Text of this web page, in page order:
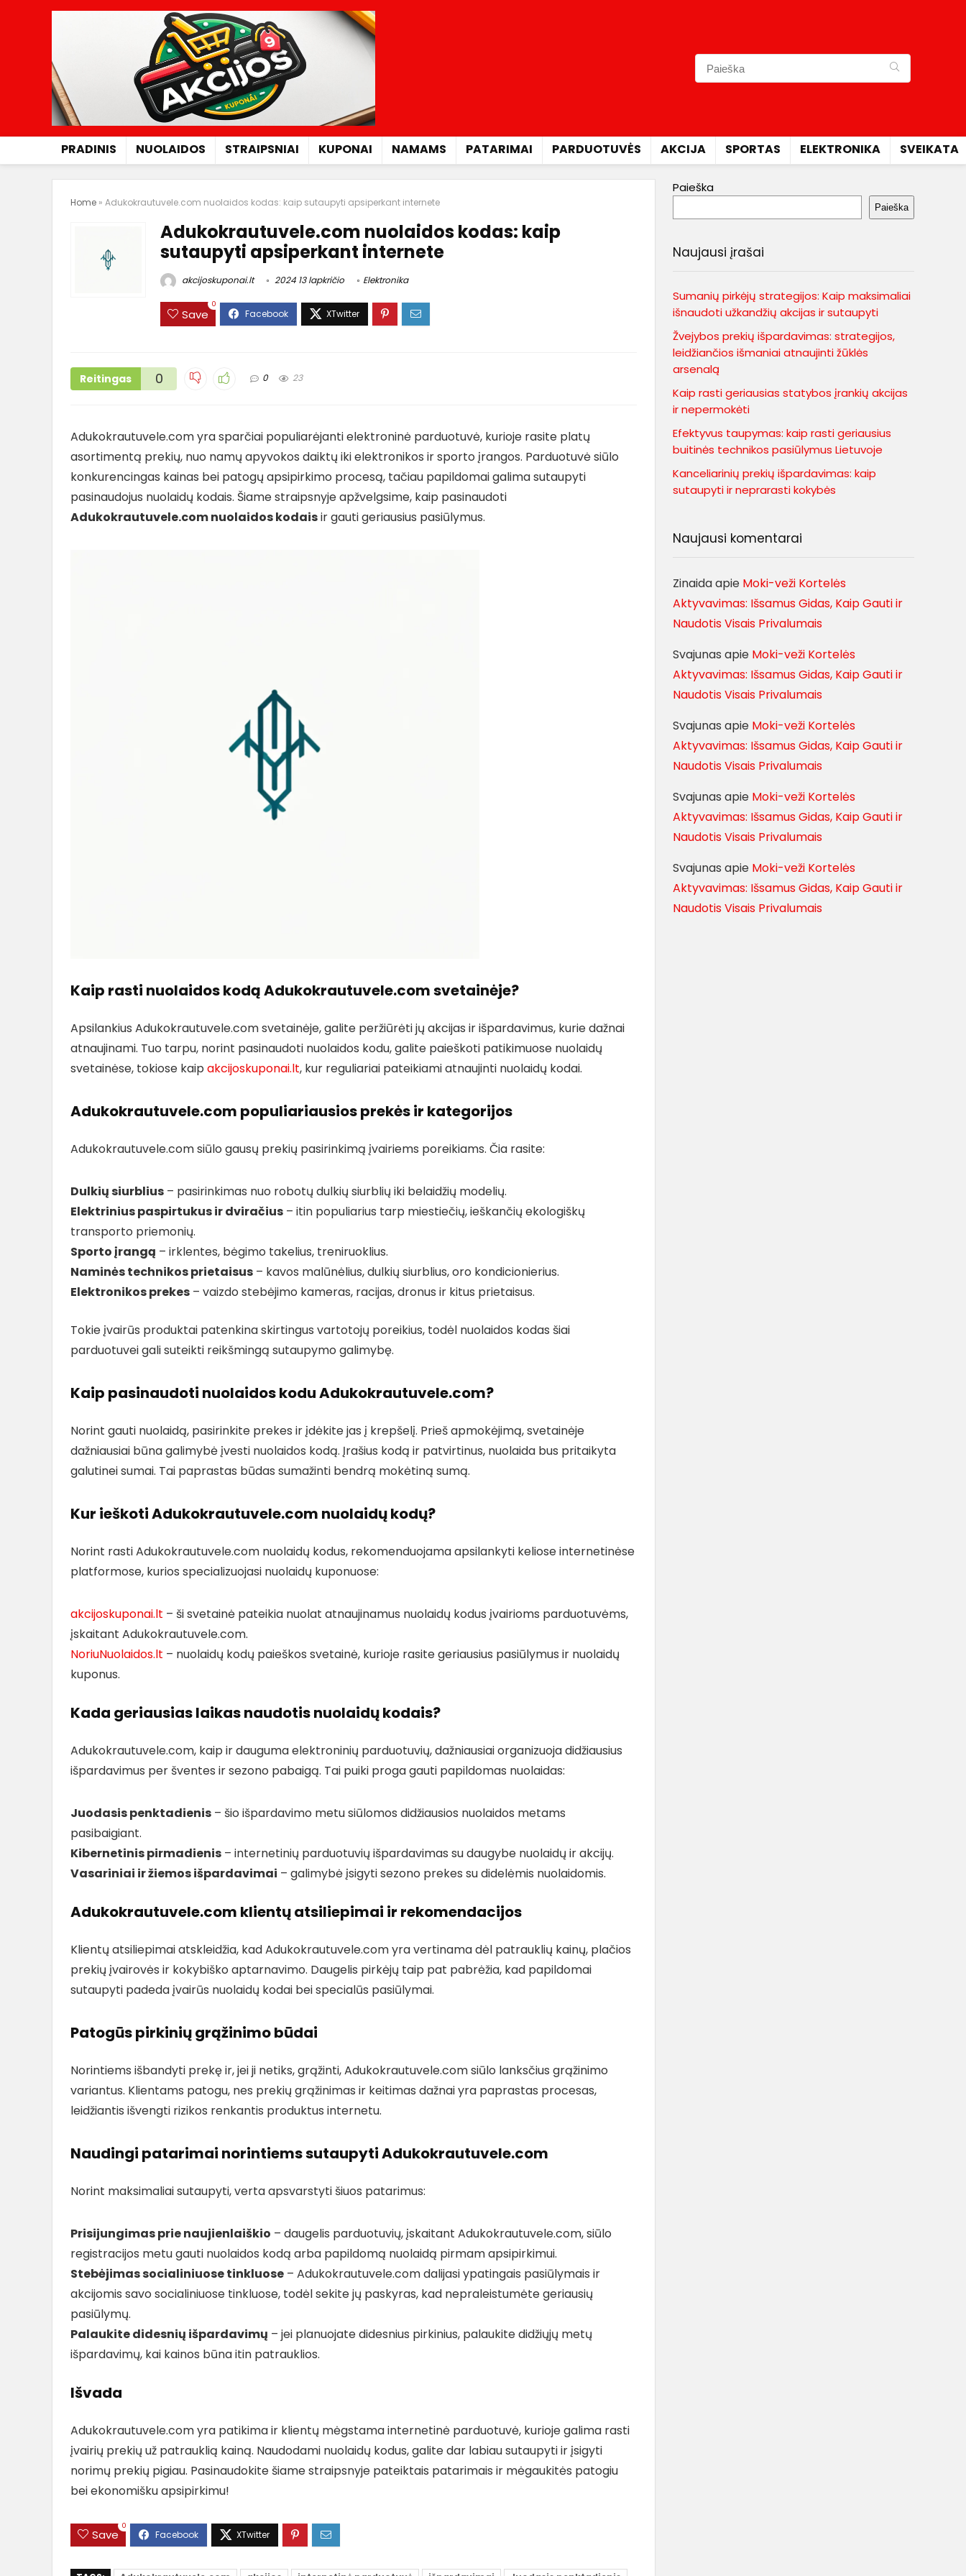
PRADINIS NUOLAIDOS STRAIPSNIAI KUPONAI NAMAMS PATARIMAI PARDUOTUVĖS AKCIJA SPORTAS ELEKTRONIKA SVEIKATA
Home » Adukokrautuvele.com nuolaidos kodas: kaip sutaupyti apsiperkant internete
Adukokrautuvele.com nuolaidos kodas: kaip
sutaupyti apsiperkant internete
akcijoskuponai.lt 2024 13 lapkričio Elektronika
Save
0
Reitingas 0 0 23
Adukokrautuvele.com yra sparčiai populiarėjanti elektroninė parduotuvė, kurioje rasite platų
asortimentą prekių, nuo namų apyvokos daiktų iki elektronikos ir sporto įrangos. Parduotuvė siūlo
konkurencingas kainas bei patogų apsipirkimo procesą, tačiau papildomai galima sutaupyti
pasinaudojus nuolaidų kodais. Šiame straipsnyje apžvelgsime, kaip pasinaudoti
Adukokrautuvele.com nuolaidos kodaisir gauti geriausius pasiūlymus.
Kaip rasti nuolaidos kodą Adukokrautuvele.com svetainėje?
Apsilankius Adukokrautuvele.com svetainėje, galite peržiūrėti jų akcijas ir išpardavimus, kurie dažnai
atnaujinami. Tuo tarpu, norint pasinaudoti nuolaidos kodu, galite paieškoti patikimuose nuolaidų
svetainėse, tokiose kaip akcijoskuponai.lt, kur reguliariai pateikiami atnaujinti nuolaidų kodai.
Adukokrautuvele.com populiariausios prekės ir kategorijos
Adukokrautuvele.com siūlo gausų prekių pasirinkimą įvairiems poreikiams. Čia rasite:
Dulkių siurblius – pasirinkimas nuo robotų dulkių siurblių iki belaidžių modelių.
Elektrinius paspirtukus ir dviračius – itin populiarius tarp miestiečių, ieškančių ekologiškų
transporto priemonių.
Sporto įrangą – irklentes, bėgimo takelius, treniruoklius.
Naminės technikos prietaisus – kavos malūnėlius, dulkių siurblius, oro kondicionierius.
Elektronikos prekes – vaizdo stebėjimo kameras, racijas, dronus ir kitus prietaisus.
Tokie įvairūs produktai patenkina skirtingus vartotojų poreikius, todėl nuolaidos kodas šiai
parduotuvei gali suteikti reikšmingą sutaupymo galimybę.
Kaip pasinaudoti nuolaidos kodu Adukokrautuvele.com?
Norint gauti nuolaidą, pasirinkite prekes ir įdėkite jas į krepšelį. Prieš apmokėjimą, svetainėje
dažniausiai būna galimybė įvesti nuolaidos kodą. Įrašius kodą ir patvirtinus, nuolaida bus pritaikyta
galutinei sumai. Tai paprastas būdas sumažinti bendrą mokėtiną sumą.
Kur ieškoti Adukokrautuvele.com nuolaidų kodų?
Norint rasti Adukokrautuvele.com nuolaidų kodus, rekomenduojama apsilankyti keliose internetinėse
platformose, kurios specializuojasi nuolaidų kuponuose:
akcijoskuponai.lt – ši svetainė pateikia nuolat atnaujinamus nuolaidų kodus įvairioms parduotuvėms,
įskaitant Adukokrautuvele.com.
NoriuNuolaidos.lt – nuolaidų kodų paieškos svetainė, kurioje rasite geriausius pasiūlymus ir nuolaidų
kuponus.
Kada geriausias laikas naudotis nuolaidų kodais?
Adukokrautuvele.com, kaip ir dauguma elektroninių parduotuvių, dažniausiai organizuoja didžiausius
išpardavimus per šventes ir sezono pabaigą. Tai puiki proga gauti papildomas nuolaidas:
Juodasis penktadienis – šio išpardavimo metu siūlomos didžiausios nuolaidos metams
pasibaigiant.
Kibernetinis pirmadienis – internetinių parduotuvių išpardavimas su daugybe nuolaidų ir akcijų.
Vasariniai ir žiemos išpardavimai – galimybė įsigyti sezono prekes su didelėmis nuolaidomis.
Adukokrautuvele.com klientų atsiliepimai ir rekomendacijos
Klientų atsiliepimai atskleidžia, kad Adukokrautuvele.com yra vertinama dėl patrauklių kainų, plačios
prekių įvairovės ir kokybiško aptarnavimo. Daugelis pirkėjų taip pat pabrėžia, kad papildomai
sutaupyti padeda įvairūs nuolaidų kodai bei specialūs pasiūlymai.
Patogūs pirkinių grąžinimo būdai
Norintiems išbandyti prekę ir, jei ji netiks, grąžinti, Adukokrautuvele.com siūlo lanksčius grąžinimo
variantus. Klientams patogu, nes prekių grąžinimas ir keitimas dažnai yra paprastas procesas,
leidžiantis išvengti rizikos renkantis produktus internetu.
Naudingi patarimai norintiems sutaupyti Adukokrautuvele.com
Norint maksimaliai sutaupyti, verta apsvarstyti šiuos patarimus:
Prisijungimas prie naujienlaiškio – daugelis parduotuvių, įskaitant Adukokrautuvele.com, siūlo
registracijos metu gauti nuolaidos kodą arba papildomą nuolaidą pirmam apsipirkimui.
Stebėjimas socialiniuose tinkluose – Adukokrautuvele.com dalijasi ypatingais pasiūlymais ir
akcijomis savo socialiniuose tinkluose, todėl sekite jų paskyras, kad nepraleistumėte geriausių
pasiūlymų.
Palaukite didesnių išpardavimų – jei planuojate didesnius pirkinius, palaukite didžiųjų metų
išpardavimų, kai kainos būna itin patrauklios.
Išvada
Adukokrautuvele.com yra patikima ir klientų mėgstama internetinė parduotuvė, kurioje galima rasti
įvairių prekių už patrauklią kainą. Naudodami nuolaidų kodus, galite dar labiau sutaupyti ir įsigyti
norimų prekių pigiau. Pasinaudokite šiame straipsnyje pateiktais patarimais ir mėgaukitės patogiu
bei ekonomišku apsipirkimu!
Save
0
Paieška
Paieška
Naujausi įrašai
Sumanių pirkėjų strategijos: Kaip maksimaliai
išnaudoti užkandžių akcijas ir sutaupyti
Žvejybos prekių išpardavimas: strategijos,
leidžiančios išmaniai atnaujinti žūklės
arsenalą
Kaip rasti geriausias statybos įrankių akcijas
ir nepermokėti
Efektyvus taupymas: kaip rasti geriausius
buitinės technikos pasiūlymus Lietuvoje
Kanceliarinių prekių išpardavimas: kaip
sutaupyti ir neprarasti kokybės
Naujausi komentarai
Zinaidaapie Moki-veži Kortelės
Aktyvavimas: Išsamus Gidas, Kaip Gauti ir
Naudotis Visais Privalumais
Svajunas apie Moki-veži Kortelės
Aktyvavimas: Išsamus Gidas, Kaip Gauti ir
Naudotis Visais Privalumais
Svajunas apie Moki-veži Kortelės
Aktyvavimas: Išsamus Gidas, Kaip Gauti ir
Naudotis Visais Privalumais
Svajunas apie Moki-veži Kortelės
Aktyvavimas: Išsamus Gidas, Kaip Gauti ir
Naudotis Visais Privalumais
Svajunas apie Moki-veži Kortelės
Aktyvavimas: Išsamus Gidas, Kaip Gauti ir
Naudotis Visais Privalumais